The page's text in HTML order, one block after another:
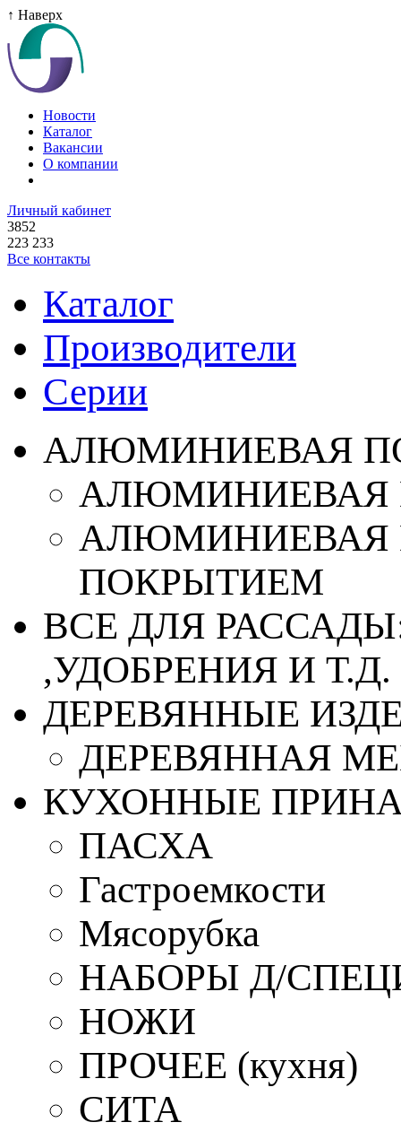
↑ Наверх
Новости
Каталог
Вакансии
О компании
Личный кабинет
3852
223 233
Все контакты
Каталог
Производители
Серии
АЛЮМИНИЕВАЯ
АЛЮМИНИЕВАЯ
АЛЮМИНИЕВАЯ
ПОКРЫТИЕМ
ВСЕ ДЛЯ
,УДОБРЕНИЯ И Т.Д.
ДЕРЕВЯННЫЕ
ДЕРЕВЯННАЯ
КУХОННЫЕ
ПАСХА
Гастроемкости
Мясорубка
НАБОРЫ Д/
НОЖИ
ПРОЧЕЕ (кухня)
СИТА